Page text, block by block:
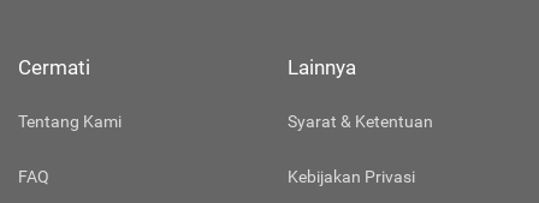
Cermati
Tentang Kami
FAQ
Lainnya
Syarat & Ketentuan
Kebijakan Privasi